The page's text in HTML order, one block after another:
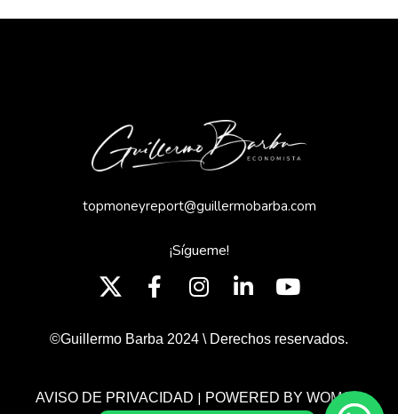
topmoneyreport@guillermobarba.com
¡Sígueme!
©Guillermo Barba 2024 \ Derechos reservados.
AVISO DE PRIVACIDAD | POWERED BY WOMGP